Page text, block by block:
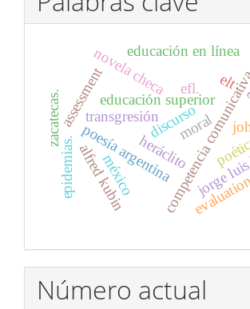
discurso
competencia
educación superior
jorge
heráclito
poesía argentinamoral
méxico
alfred kubin
novela checa
assessment elt
efl.
educación en línea
zacatecas.
epidemias.
transgresión
Número actual